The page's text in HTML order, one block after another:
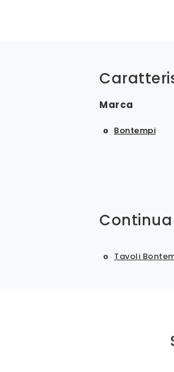
Marca
Bontempi
Tavoli